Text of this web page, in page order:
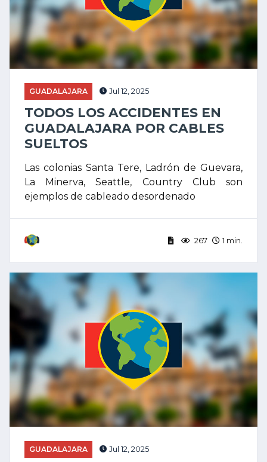
GUADALAJARA Jul 12, 2025
TODOS LOS ACCIDENTES EN
GUADALAJARA POR CABLES
SUELTOS
Las colonias Santa Tere, Ladrón de Guevara,
La Minerva, Seattle, Country Club son
ejemplos de cableado desordenado
267 1 min.
GUADALAJARA Jul 12, 2025